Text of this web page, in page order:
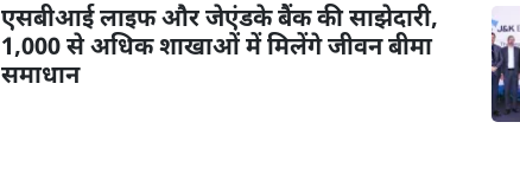
एसबीआई लाइफ और जेएंडके बैंक की साझेदारी,
1,000 से अधिक शाखाओं में मिलेंगे जीवन बीमा
समाधान